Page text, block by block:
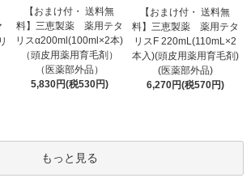
【おまけ付・ 送料無
料】三恵製薬 薬用テタ
リスα200ml(100ml×2本)
（頭皮用薬用育毛剤）
（医薬部外品）
5,830円(税530円)
【おまけ付・ 送料無
料】三恵製薬 薬用テタ
リスF 220mL(110mL×2
本入)(頭皮用薬用育毛剤)
(医薬部外品)
6,270円(税570円)
もっと見る